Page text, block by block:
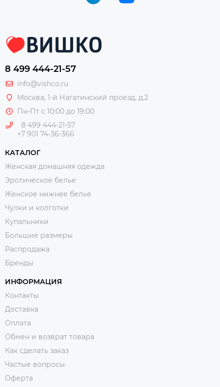
8 499 444-21-57
info@vishco.ru
Москва, 1-й Нагатинский проезд, д.2
Пн-Пт с 10:00 до 19:00
8 499 444-21-57
+7 901 74-36-366
КАТАЛОГ
Женская домашняя одежда
Эротическое белье
Женское нижнее белье
Чулки и колготки
Купальники
Большие размеры
Распродажа
Бренды
ИНФОРМАЦИЯ
Контакты
Доставка
Оплата
Обмен и возврат товара
Как сделать заказ
Частые вопросы
Оферта